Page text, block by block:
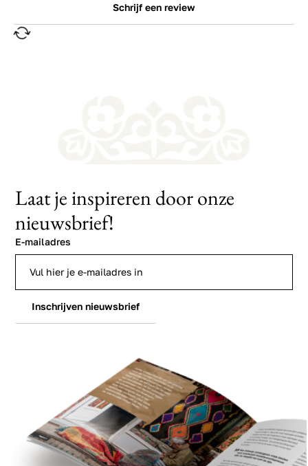
Schrijf een review
Laat je inspireren door onze
nieuwsbrief!
E-mailadres
Inschrijven nieuwsbrief